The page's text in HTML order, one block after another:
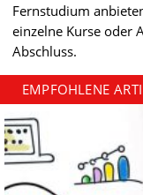
Fernstudium
einzelne Kurse oder
Abschluss.
EMPFOHLENE